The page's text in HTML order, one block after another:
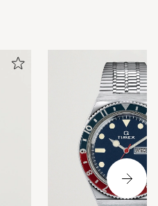
Mikki Hiiri-kellon tai
Timex Ironmanin,